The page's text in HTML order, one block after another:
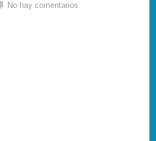
No hay comentarios